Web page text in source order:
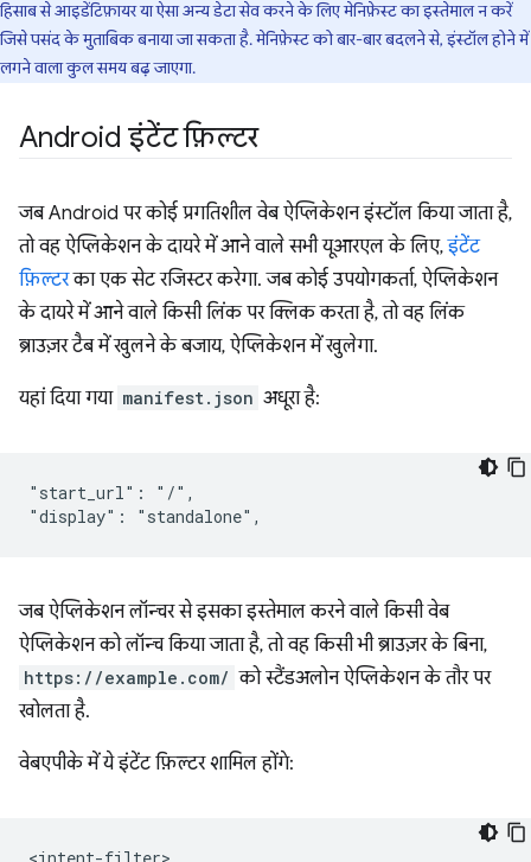
हिसाब से आइडेंटिफ़ायर या ऐसा अन्य डेटा सेव करने के लिए मेनिफ़ेस्ट का इस्तेमाल न करें
जिसे पसंद के मुताबिक बनाया जा सकता है. मेनिफ़ेस्ट को बार-बार बदलने से, इंस्टॉल होने में
लगने वाला कुल समय बढ़ जाएगा.
Android इंटेंट फ़िल्टर
जब Android पर कोई प्रगतिशील वेब ऐप्लिकेशन इंस्टॉल किया जाता है,
तो वह ऐप्लिकेशन के दायरे में आने वाले सभी यूआरएल के लिए,इंटेंट
फ़िल्टरका एक सेट रजिस्टर करेगा. जब कोई उपयोगकर्ता, ऐप्लिकेशन
के दायरे में आने वाले किसी लिंक पर क्लिक करता है, तो वह लिंक
ब्राउज़र टैब में खुलने के बजाय, ऐप्लिकेशन में खुलेगा.
यहां दिया गया manifest.json अधूरा है:
"start_url": "/",
जब ऐप्लिकेशन लॉन्चर से इसका इस्तेमाल करने वाले किसी वेब
ऐप्लिकेशन को लॉन्च किया जाता है, तो वह किसी भी ब्राउज़र के बिना,
https://example.com/ को स्टैंडअलोन ऐप्लिकेशन के तौर पर
खोलता है.
वेबएपीके में ये इंटेंट फ़िल्टर शामिल होंगे: